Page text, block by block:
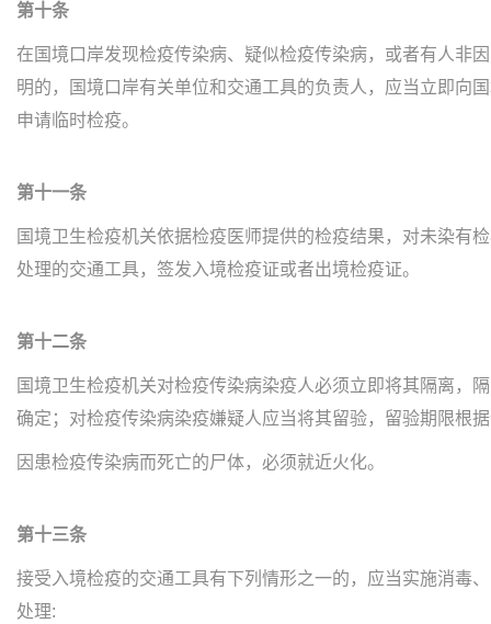
第十条
在国境口岸发现检疫传染病、疑似检疫传染病，或者有人非
明的，国境口岸有关单位和交通工具的负责人，应当立即向
申请临时检疫。
第十一条
国境卫生检疫机关依据检疫医师提供的检疫结果，对未染有
处理的交通工具，签发入境检疫证或者出境检疫证。
第十二条
国境卫生检疫机关对检疫传染病染疫人必须立即将其隔离，
确定；对检疫传染病染疫嫌疑人应当将其留验，留验期限根
因患检疫传染病而死亡的尸体，必须就近火化。
第十三条
接受入境检疫的交通工具有下列情形之一的，应当实施消毒
处理: